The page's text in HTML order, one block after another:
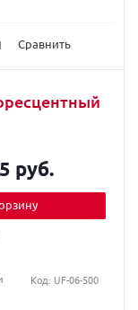
Сравнить
руб.
Код: UF-06-500